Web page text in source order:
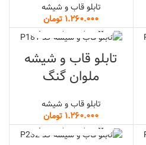
تابلو قاب و شیشه
تومان
تابلو قاب و شیشه
ملوان گنگ
تابلو قاب و شیشه
تومان